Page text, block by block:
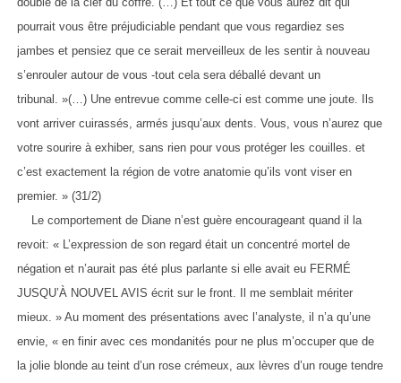
pourrait vous être préjudiciable pendant que vous regardiez ses
jambes et pensiez que ce serait merveilleux de les sentir à nouveau
s’enrouler autour de vous -tout cela sera déballé devant un
tribunal. »(…) Une entrevue comme celle-ci est comme une joute. Ils
vont arriver cuirassés, armés jusqu’aux dents. Vous, vous n’aurez que
votre sourire à exhiber, sans rien pour vous protéger les couilles. et
c’est exactement la région de votre anatomie qu’ils vont viser en
premier. » (31/2)
Le comportement de Diane n’est guère encourageant quand il la
revoit: « L’expression de son regard était un concentré mortel de
négation et n’aurait pas été plus parlante si elle avait eu FERMÉ
JUSQU’À NOUVEL AVIS écrit sur le front. Il me semblait mériter
mieux. » Au moment des présentations avec l’analyste, il n’a qu’une
envie, « en finir avec ces mondanités pour ne plus m’occuper que de
la jolie blonde au teint d’un rose crémeux, aux lèvres d’un rouge tendre